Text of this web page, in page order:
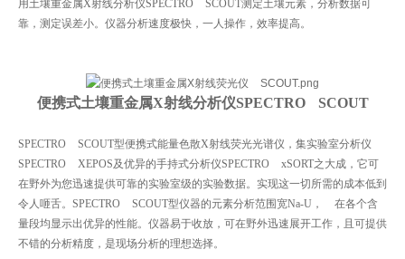
用土壤重金属X射线分析仪SPECTRO SCOUT测定土壤元素，分析数据可
靠，测定误差小。仪器分析速度极快，一人操作，效率提高。
便携式土壤重金属X射线分析仪SPECTRO SCOUT
SPECTRO SCOUT型便携式能量色散X射线荧光光谱仪，集实验室分析仪
SPECTRO XEPOS及优异的手持式分析仪SPECTRO xSORT之大成，它可
在野外为您迅速提供可靠的实验室级的实验数据。实现这一切所需的成本低到
令人咂舌。SPECTRO SCOUT型仪器的元素分析范围宽Na-U， 在各个含
量段均显示出优异的性能。仪器易于收放，可在野外迅速展开工作，且可提供
不错的分析精度，是现场分析的理想选择。